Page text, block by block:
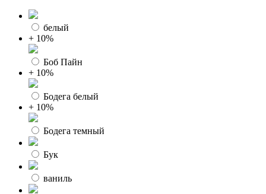
белый
+ 10%
Боб Пайн
+ 10%
Бодега белый
+ 10%
Бодега темный
Бук
ваниль